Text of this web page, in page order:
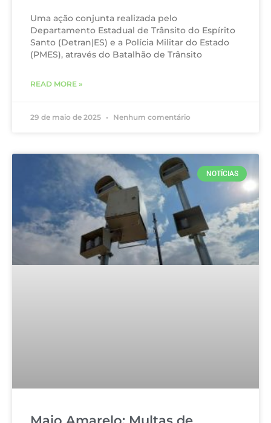
Uma ação conjunta realizada pelo
Departamento Estadual de Trânsito do Espírito
Santo (Detran|ES) e a Polícia Militar do Estado
(PMES), através do Batalhão de Trânsito
READ MORE »
29 de maio de 2025 Nenhum comentário
NOTÍCIAS